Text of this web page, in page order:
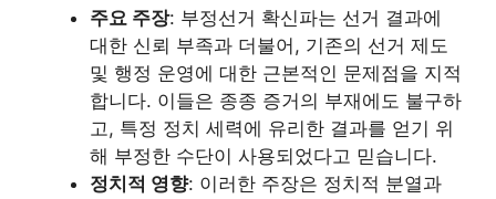
주요 주장: 부정선거 확신파는 선거 결과에
대한 신뢰 부족과 더불어, 기존의 선거 제도
및 행정 운영에 대한 근본적인 문제점을 지적
합니다. 이들은 종종 증거의 부재에도 불구하
고, 특정 정치 세력에 유리한 결과를 얻기 위
해 부정한 수단이 사용되었다고 믿습니다.
정치적 영향: 이러한 주장은 정치적 분열과